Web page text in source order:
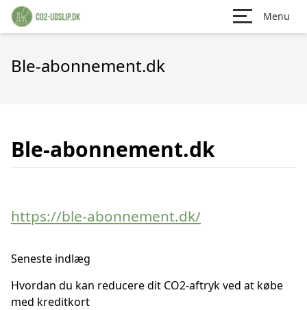
Menu
Ble-abonnement.dk
Ble-abonnement.dk
https://ble-abonnement.dk/
Seneste indlæg
Hvordan du kan reducere dit CO2-aftryk ved at købe
med kreditkort